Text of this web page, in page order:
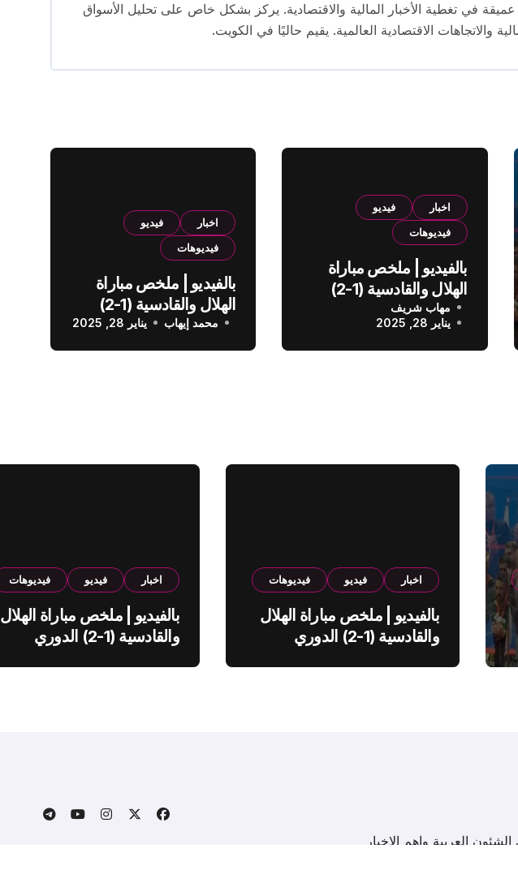
في تغطية الأخبار المالية والاقتصادية. يركز بشكل خاص على تحليل الأسواق
والاتجاهات الاقتصادية العالمية. يقيم حاليًا في الكويت.
اخبار
فيديو
فيديوهات
بالفيديو | ملخص مباراة
الهلال والقادسية (1-2)
الدوري السعودي
مهاب شريف
يناير 28, 2025
اخبار
فيديو
فيديوهات
بالفيديو | ملخص مباراة
الهلال والقادسية (1-2)
الدوري السعودي
محمد إيهاب يناير 28, 2025
اخبار فيديو فيديوهات
بالفيديو | ملخص مباراة الهلال
والقادسية (1-2) الدوري
اخبار فيديو فيديوهات
بالفيديو | ملخص مباراة الهلال
والقادسية (1-2) الدوري
العربية واهم الاخبار